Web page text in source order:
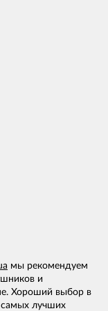
мы рекомендуем
и
Хороший выбор в
самых лучших